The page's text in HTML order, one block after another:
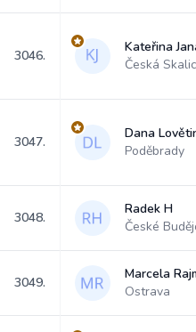
3046.
Kateřina
Česká
3047.
Dana
Poděbrady
3048.
Radek H
České
3049.
Marcela
Ostrava